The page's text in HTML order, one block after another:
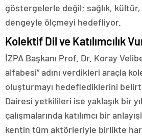
göstergelerle değil; sağlık,
dengeyle ölçmeyi hedefliyor.
Kolektif Dil ve Katılımcılık
İZPA Başkanı Prof. Dr. Koray
alfabesi” adını verdikleri araçla
oluşturmayı hedeflediklerini
Dairesi yetkilileri ise yaklaşık bir
çalışmalarında katılımcı bir
kentin tüm aktörleriyle birlikte